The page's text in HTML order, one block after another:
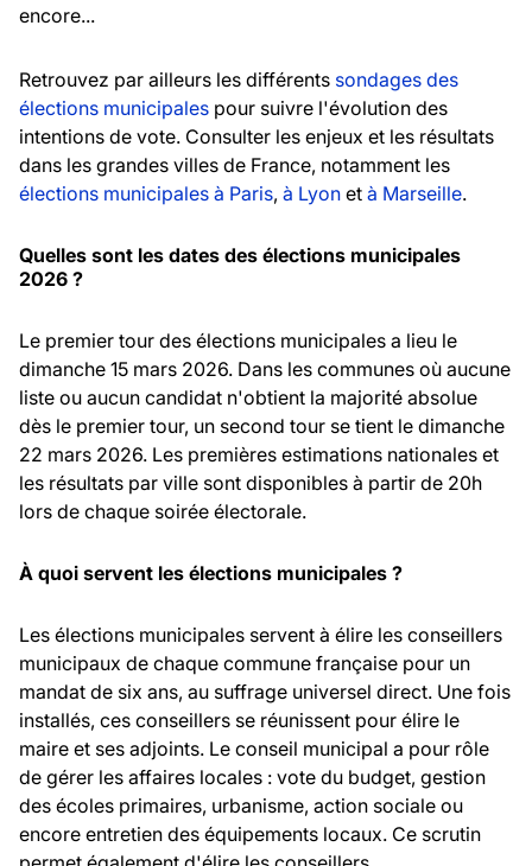
encore...
Retrouvez par ailleurs les différents sondages des
élections municipales pour suivre l'évolution des
intentions de vote. Consulter les enjeux et les résultats
dans les grandes villes de France, notamment les
élections municipales à Paris, à Lyon et à Marseille.
Quelles sont les dates des élections municipales
2026 ?
Le premier tour des élections municipales a lieu le
dimanche 15 mars 2026. Dans les communes où aucune
liste ou aucun candidat n'obtient la majorité absolue
dès le premier tour, un second tour se tient le dimanche
22 mars 2026. Les premières estimations nationales et
les résultats par ville sont disponibles à partir de 20h
lors de chaque soirée électorale.
À quoi servent les élections municipales ?
Les élections municipales servent à élire les conseillers
municipaux de chaque commune française pour un
mandat de six ans, au suffrage universel direct. Une fois
installés, ces conseillers se réunissent pour élire le
maire et ses adjoints. Le conseil municipal a pour rôle
de gérer les affaires locales : vote du budget, gestion
des écoles primaires, urbanisme, action sociale ou
encore entretien des équipements locaux. Ce scrutin